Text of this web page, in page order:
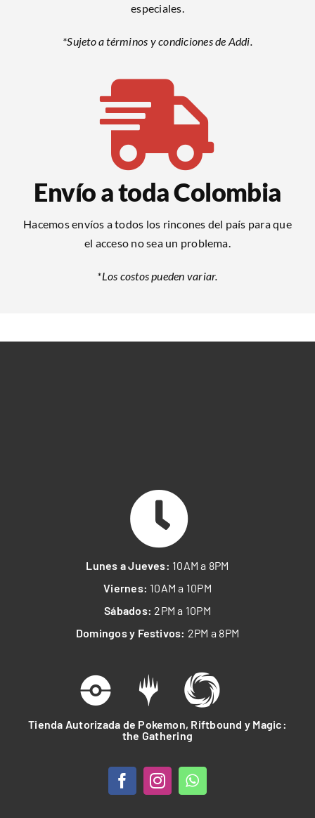
especiales.
*Sujeto a términos y condiciones de Addi.
Envío a toda Colombia
Hacemos envíos a todos los rincones del país para que
el acceso no sea un problema.
*Los costos pueden variar.
Lunes a Jueves: 10AM a 8PM
Viernes: 10AM a 10PM
Sábados: 2PM a 10PM
Domingos y Festivos: 2PM a 8PM
Tienda Autorizada de Pokemon, Riftbound y Magic:
the Gathering